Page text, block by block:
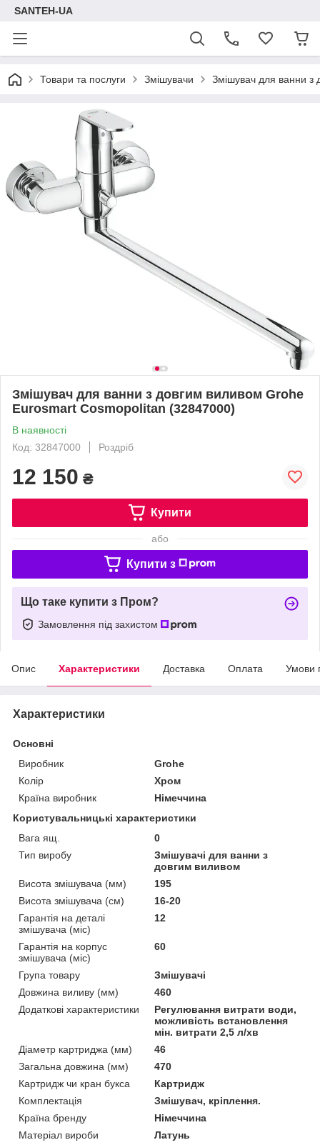
SANTEH-UA
Товари та послуги Змішувачи Змішувач для ванни
Змішувач для ванни з довгим виливом Grohe
Eurosmart Cosmopolitan (32847000)
В наявності
Код: 32847000
Роздріб
12 150 ₴
Купити
або
Купити з
Що таке купити з Пром?
Замовлення під захистом
Опис Характеристики Доставка Оплата Умови
Характеристики
Основні
Виробник
Grohe
Колір
Хром
Країна виробник
Німеччина
Користувальницькі характеристики
Вага ящ.
0
Тип виробу
Змішувачі для ванни з
довгим виливом
Висота змішувача (мм)
195
Висота змішувача (см)
16-20
Гарантія на деталі
змішувача (міс)
12
Гарантія на корпус
змішувача (міс)
60
Група товару
Змішувачі
Довжина виливу (мм)
460
Додаткові характеристики
Регулювання витрати води,
можливість встановлення
мін. витрати 2,5 л/хв
Діаметр картриджа (мм)
46
Загальна довжина (мм)
470
Картридж чи кран букса
Картридж
Комплектація
Змішувач, кріплення.
Країна бренду
Німеччина
Матеріал вироби
Латунь